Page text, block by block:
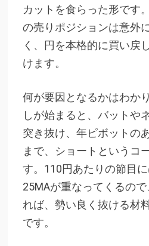
カットを食らった形です
の売りポジションは意外
く、円を本格的に買い戻
けます。
何が要因となるかはわか
しが始まると、バットや
突き抜け、年ピボットの
まで、ショートというコ
す。110円あたりの節目
25MAが重なってくるの
れば、勢い良く抜ける材
です。